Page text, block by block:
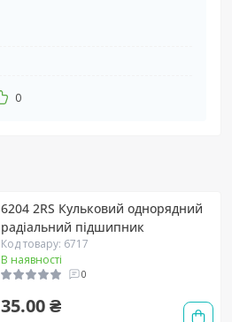
0
6204 2RS Кульковий однорядний
радіальний підшипник
Код товару: 6717
В наявності
0
35.00 ₴